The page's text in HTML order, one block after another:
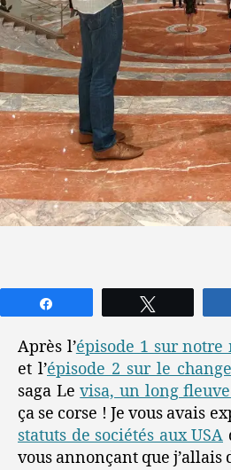
Après l’épisode 1 sur
et l’épisode 2 sur le
saga Levisa, un long
ça se corse ! Je vous avais
statuts de sociétés aux USA
vous annonçant que j’allais